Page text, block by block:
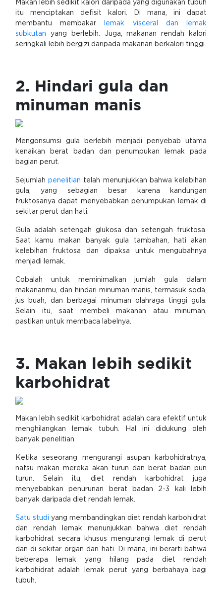
Makan lebih sedikit kalori daripada yang digunakan tubuh
itu menciptakan defisit kalori. Di mana, ini dapat
membantu membakar
lemak visceral dan lemak
subkutan yang berlebih. Juga, makanan rendah kalori
seringkali lebih bergizi daripada makanan berkalori tinggi.
2. Hindari gula dan
minuman manis
Mengonsumsi gula berlebih menjadi penyebab utama
kenaikan berat badan dan penumpukan lemak pada
bagian perut.
Sejumlahpenelitian telah menunjukkan bahwa kelebihan
gula, yang sebagian besar karena kandungan
fruktosanya dapat menyebabkan penumpukan lemak di
sekitar perut dan hati.
Gula adalah setengah glukosa dan setengah fruktosa.
Saat kamu makan banyak gula tambahan, hati akan
kelebihan fruktosa dan dipaksa untuk mengubahnya
menjadi lemak.
Cobalah untuk meminimalkan jumlah gula dalam
makananmu, dan hindari minuman manis, termasuk soda,
jus buah, dan berbagai minuman olahraga tinggi gula.
Selain itu, saat membeli makanan atau minuman,
pastikan untuk membaca labelnya.
3. Makan lebih sedikit
karbohidrat
Makan lebih sedikit karbohidrat adalah cara efektif untuk
menghilangkan lemak tubuh. Hal ini didukung oleh
banyak penelitian.
Ketika seseorang mengurangi asupan karbohidratnya,
nafsu makan mereka akan turun dan berat badan pun
turun. Selain itu, diet rendah karbohidrat juga
menyebabkan penurunan berat badan 2-3 kali lebih
banyak daripada diet rendah lemak.
Satu studi yang membandingkan diet rendah karbohidrat
dan rendah lemak menunjukkan bahwa diet rendah
karbohidrat secara khusus mengurangi lemak di perut
dan di sekitar organ dan hati. Di mana, ini berarti bahwa
beberapa lemak yang hilang pada diet rendah
karbohidrat adalah lemak perut yang berbahaya bagi
tubuh.